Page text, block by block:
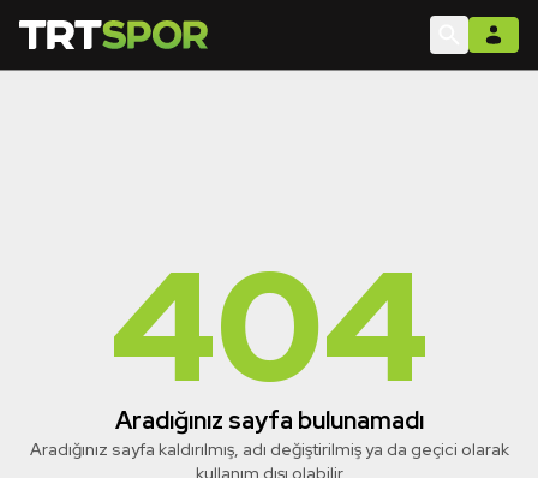
404
Aradığınız sayfa bulunamadı
Aradığınız sayfa kaldırılmış, adı değiştirilmiş ya da geçici olarak
kullanım dışı olabilir